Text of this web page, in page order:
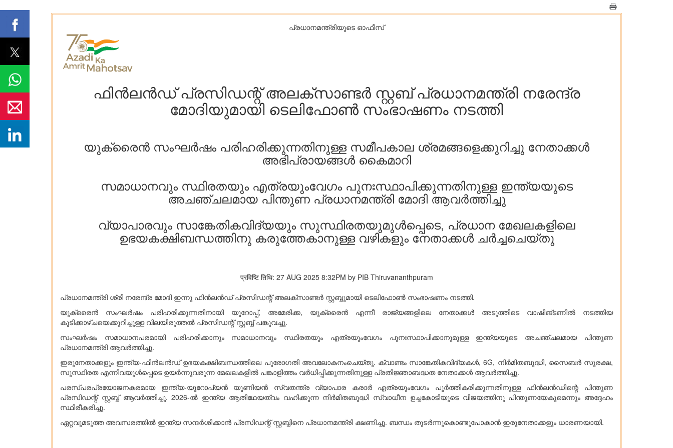
പ്രധാനമന്ത്രിയുടെ ഓഫീസ്‌
ഫിൻലൻഡ് പ്രസിഡന്റ് അലക്സാണ്ടർ സ്റ്റബ് പ്രധാനമന്ത്രി നരേന്ദ്ര
മോദിയുമായി ടെലിഫോൺ സംഭാഷണം നടത്തി
യുക്രൈൻ സംഘർഷം പരിഹരിക്കുന്നതിനുള്ള സമീപകാല ശ്രമങ്ങളെക്കുറിച്ചു നേതാക്കൾ
അഭിപ്രായങ്ങൾ കൈമാറി​
സമാധാനവും സ്ഥിരതയും എത്രയുംവേഗം പുനഃസ്ഥാപിക്കുന്നതിനുള്ള ഇന്ത്യയുടെ
അചഞ്ചലമായ പിന്തുണ പ്രധാനമന്ത്രി മോദി ആവർത്തിച്ചു
വ്യാപാരവും സാങ്കേതികവിദ്യയും സുസ്ഥിരതയുമുൾപ്പെടെ, പ്രധാന മേഖലകളിലെ
ഉഭയകക്ഷിബന്ധത്തിനു കരുത്തേകാനുള്ള വഴികളും നേതാക്കൾ ചർച്ചചെയ്തു
प्रविष्टि तिथि: 27 AUG 2025 8:32PM by PIB Thiruvananthpuram
പ്രധാനമന്ത്രി ശ്രീ നരേന്ദ്ര മോദി ഇന്നു ഫിൻലൻഡ് പ്രസിഡന്റ് അലക്സാണ്ടർ സ്റ്റബ്ബുമായി ടെലിഫോൺ സംഭാഷണം നടത്തി.
യുക്രൈൻ സംഘർഷം പരിഹരിക്കുന്നതിനായി യൂറോപ്പ്, അമേരിക്ക, യുക്രൈൻ എന്നീ രാജ്യങ്ങളിലെ നേതാക്കൾ അടുത്തിടെ വാഷിങ്ടണിൽ നടത്തിയ
കൂടിക്കാഴ്ചയെക്കുറിച്ചുള്ള വിലയിരുത്തൽ പ്രസിഡന്റ് സ്റ്റബ്ബ് പങ്കുവച്ചു.
സംഘർഷം സമാധാനപരമായി പരിഹരിക്കാനും സമാധാനവും സ്ഥിരതയും എത്രയുംവേഗം പുനഃസ്ഥാപിക്കാനുമുള്ള ഇന്ത്യയുടെ അചഞ്ചലമായ പിന്തുണ
പ്രധാനമന്ത്രി ആവർത്തിച്ചു.
ഇരുനേതാക്കളും ഇന്ത്യ-ഫിൻലൻഡ് ഉഭയകക്ഷിബന്ധത്തിലെ പുരോഗതി അവലോകനംചെയ്തു. ക്വാണ്ടം സാങ്കേതികവിദ്യകൾ, 6G, നിർമിതബുദ്ധി, സൈബർ സുരക്ഷ,
സുസ്ഥിരത എന്നിവയുൾപ്പെടെ ഉയർന്നുവരുന്ന മേഖലകളിൽ പങ്കാളിത്തം വർധിപ്പിക്കുന്നതിനുള്ള പ്രതിജ്ഞാബദ്ധത നേതാക്കൾ ആവർത്തിച്ചു.
പരസ്പരപ്രയോജനകരമായ ഇന്ത്യ-യൂറോപ്യൻ യൂണിയൻ സ്വതന്ത്ര വ്യാപാര കരാർ എത്രയുംവേഗം പൂർത്തീകരിക്കുന്നതിനുള്ള ഫിൻലൻഡിന്റെ പിന്തുണ
പ്രസിഡന്റ് സ്റ്റബ്ബ് ആവർത്തിച്ചു. 2026-ൽ ഇന്ത്യ ആതിഥേയത്വം വഹിക്കുന്ന നിർമിതബുദ്ധി സ്വാധീന ഉച്ചകോടിയുടെ വിജയത്തിനു പിന്തുണയേകുമെന്നും അദ്ദേഹം
സ്ഥിരീകരിച്ചു.
ഏറ്റവുമടുത്ത അവസരത്തിൽ ഇന്ത്യ സന്ദർശിക്കാൻ പ്രസിഡന്റ് സ്റ്റബ്ബിനെ പ്രധാനമന്ത്രി ക്ഷണിച്ചു. ബന്ധം തുടർന്നുകൊണ്ടുപോകാൻ ഇരുനേതാക്കളും ധാരണയായി.